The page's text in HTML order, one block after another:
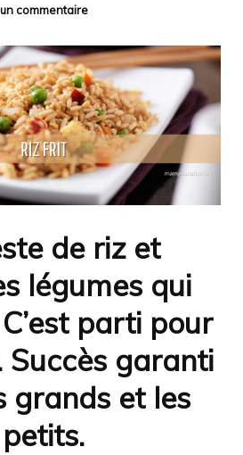
un commentairesur
Frit
Comment
accommoder
un
reste
de
riz
de riz et
légumes qui
parti pour
Succès garanti
grands et les
petits.